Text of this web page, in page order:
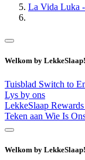
La Vida Luka
Welkom by LekkeSlaap!
Tuisblad Switch to
Lys by ons
LekkeSlaap Rewards
Teken aan Wie Is
Welkom by LekkeSlaap!